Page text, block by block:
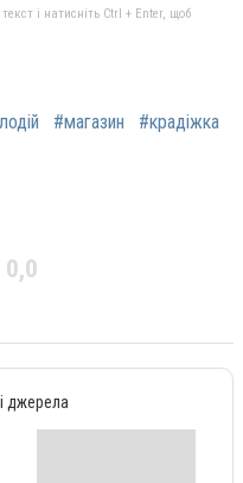
і натисніть Ctrl + Enter, щоб
#магазин #крадіжка
0,0
джерела